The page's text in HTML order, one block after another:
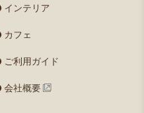
インテリア
カフェ
ご利用ガイド
会社概要